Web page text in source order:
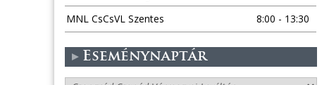
MNL CsCsVL Szentes
8:00 - 13:30
Eseménynaptár